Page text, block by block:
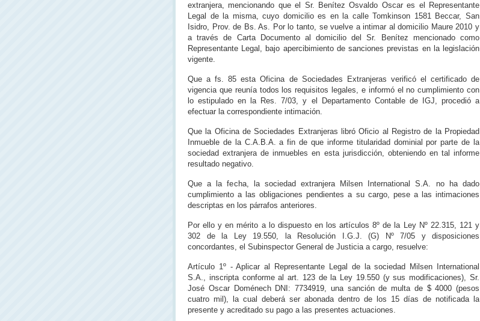
extranjera, mencionando que el Sr. Benítez Osvaldo Oscar es el Representante
Legal de la misma, cuyo domicilio es en la calle Tomkinson 1581 Beccar, San
Isidro, Prov. de Bs. As. Por lo tanto, se vuelve a intimar al domicilio Maure 2010 y
a través de Carta Documento al domicilio del Sr. Benítez mencionado como
Representante Legal, bajo apercibimiento de sanciones previstas en la legislación
vigente.
Que a fs. 85 esta Oficina de Sociedades Extranjeras verificó el certificado de
vigencia que reunía todos los requisitos legales, e informó el no cumplimiento con
lo estipulado en la Res. 7/03, y el Departamento Contable de IGJ, procedió a
efectuar la correspondiente intimación.
Que la Oficina de Sociedades Extranjeras libró Oficio al Registro de la Propiedad
Inmueble de la C.A.B.A. a fin de que informe titularidad dominial por parte de la
sociedad extranjera de inmuebles en esta jurisdicción, obteniendo en tal informe
resultado negativo.
Que a la fecha, la sociedad extranjera Milsen International S.A. no ha dado
cumplimiento a las obligaciones pendientes a su cargo, pese a las intimaciones
descriptas en los párrafos anteriores.
Por ello y en mérito a lo dispuesto en los artículos 8º de la Ley Nº 22.315, 121 y
302 de la Ley 19.550, la Resolución I.G.J. (G) Nº 7/05 y disposiciones
concordantes, el Subinspector General de Justicia a cargo, resuelve:
Artículo 1º - Aplicar al Representante Legal de la sociedad Milsen International
S.A., inscripta conforme al art. 123 de la Ley 19.550 (y sus modificaciones), Sr.
José Oscar Doménech DNI: 7734919, una sanción de multa de $ 4000 (pesos
cuatro mil), la cual deberá ser abonada dentro de los 15 días de notificada la
presente y acreditado su pago a las presentes actuaciones.